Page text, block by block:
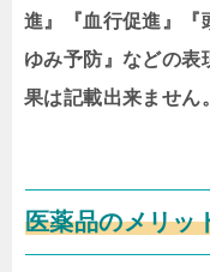
進』『血行促進』『
ゆみ予防』などの表
果は記載出来ません。
医薬品のメリッ